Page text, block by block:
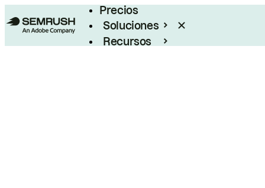
Precios
Soluciones
Recursos